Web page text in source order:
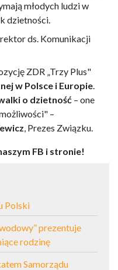
młodych ludzi w
dzietności.
ds. Komunikacji
ZDR „Trzy Plus"
w Polsce i Europie.
o dzietność – one
–
, Prezes Związku.
FB i stronie!
Polski
prezentuje
rodzinę
Samorządu